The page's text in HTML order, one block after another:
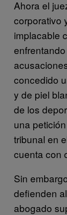
Ahora el
corporativo
implacable
concedido
y de piel
de los
una
tribunal en
cuenta con
Sin
defienden
abogado